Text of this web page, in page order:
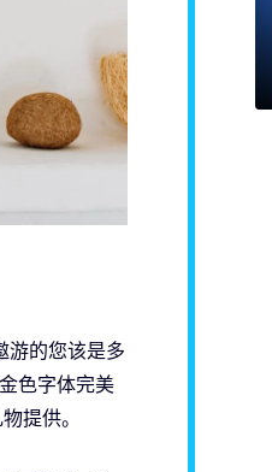
游的您该是多
色字体完美
提供。